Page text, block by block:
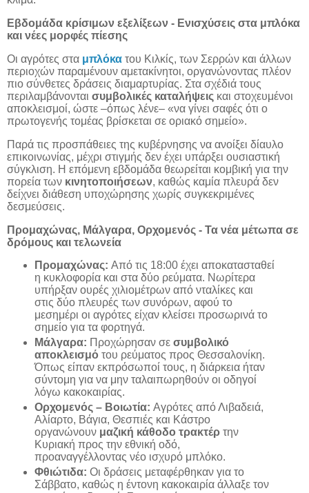
Εβδομάδα κρίσιμων εξελίξεων - Ενισχύσεις στα μπλόκα
και νέες μορφές πίεσης
Οι αγρότες στα μπλόκα του Κιλκίς, των Σερρών και άλλων
περιοχών παραμένουν αμετακίνητοι, οργανώνοντας πλέον
πιο σύνθετες δράσεις διαμαρτυρίας. Στα σχέδιά τους
περιλαμβάνονται συμβολικές καταλήψεις και στοχευμένοι
αποκλεισμοί, ώστε –όπως λένε– «να γίνει σαφές ότι ο
πρωτογενής τομέας βρίσκεται σε οριακό σημείο».
Παρά τις προσπάθειες της κυβέρνησης να ανοίξει δίαυλο
επικοινωνίας, μέχρι στιγμής δεν έχει υπάρξει ουσιαστική
σύγκλιση. Η επόμενη εβδομάδα θεωρείται κομβική για την
πορεία των κινητοποιήσεων, καθώς καμία πλευρά δεν
δείχνει διάθεση υποχώρησης χωρίς συγκεκριμένες
δεσμεύσεις.
Προμαχώνας, Μάλγαρα, Ορχομενός - Τα νέα μέτωπα σε
δρόμους και τελωνεία
Προμαχώνας: Από τις 18:00 έχει αποκατασταθεί
η κυκλοφορία και στα δύο ρεύματα. Νωρίτερα
υπήρξαν ουρές χιλιομέτρων από νταλίκες και
στις δύο πλευρές των συνόρων, αφού το
μεσημέρι οι αγρότες είχαν κλείσει προσωρινά το
σημείο για τα φορτηγά.
Μάλγαρα: Προχώρησαν σε συμβολικό
αποκλεισμό του ρεύματος προς Θεσσαλονίκη.
Όπως είπαν εκπρόσωποί τους, η διάρκεια ήταν
σύντομη για να μην ταλαιπωρηθούν οι οδηγοί
λόγω κακοκαιρίας.
Ορχομενός – Βοιωτία: Αγρότες από Λιβαδειά,
Αλίαρτο, Βάγια, Θεσπιές και Κάστρο
οργανώνουν μαζική κάθοδο τρακτέρ την
Κυριακή προς την εθνική οδό,
προαναγγέλλοντας νέο ισχυρό μπλόκο.
Φθιώτιδα: Οι δράσεις μεταφέρθηκαν για το
Σάββατο, καθώς η έντονη κακοκαιρία άλλαξε τον